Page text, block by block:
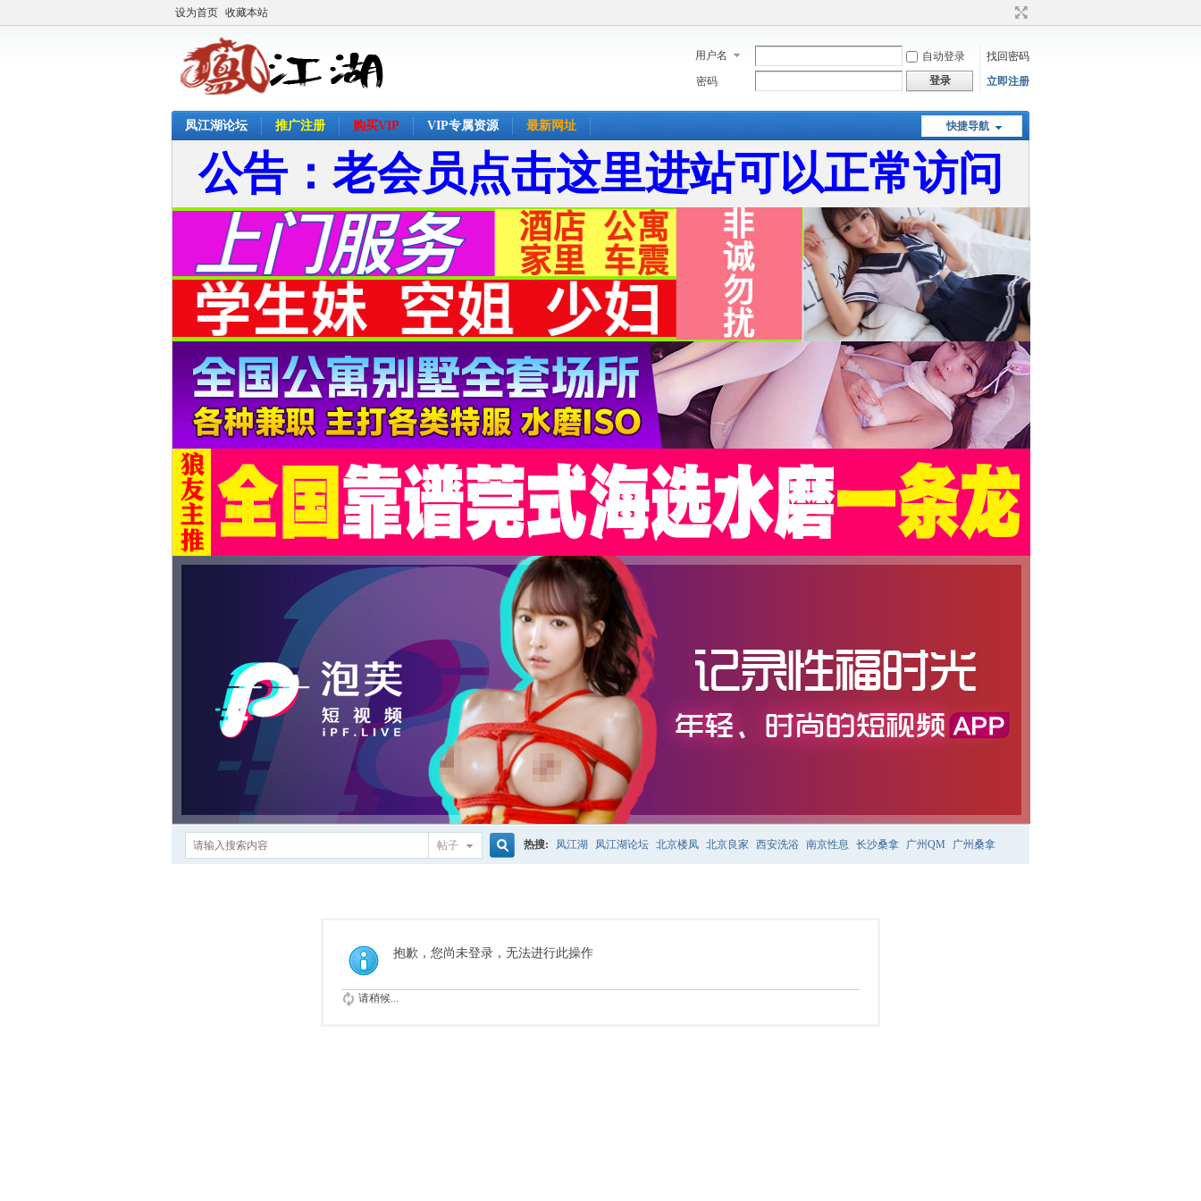
设为首页 收藏本站
用户名 自动登录
找回密码
密码
登录 立即注册
快捷导航
凤江湖论坛 推广注册 购买VIP VIP专属资源 最新网址
公告：老会员点击这里进站可以正常访问
帖子
索
热搜: 凤江湖 凤江湖论坛 北京楼凤 北京良家 西安洗浴 南京性息 长沙桑拿 广州QM 广州桑拿
抱歉，您尚未登录，无法进行此操作
请稍候...